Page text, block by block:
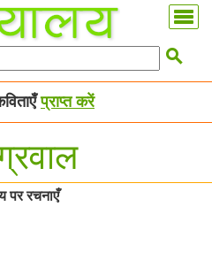

प्राप्त करें
पर रचनाएँ